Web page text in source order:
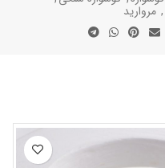
, مروارید